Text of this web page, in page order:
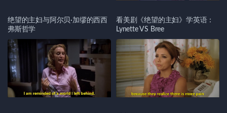
绝望的主妇与阿尔贝·加缪的西西
弗斯哲学
看美剧《绝望的主妇》学英语：
Lynette VS Bree